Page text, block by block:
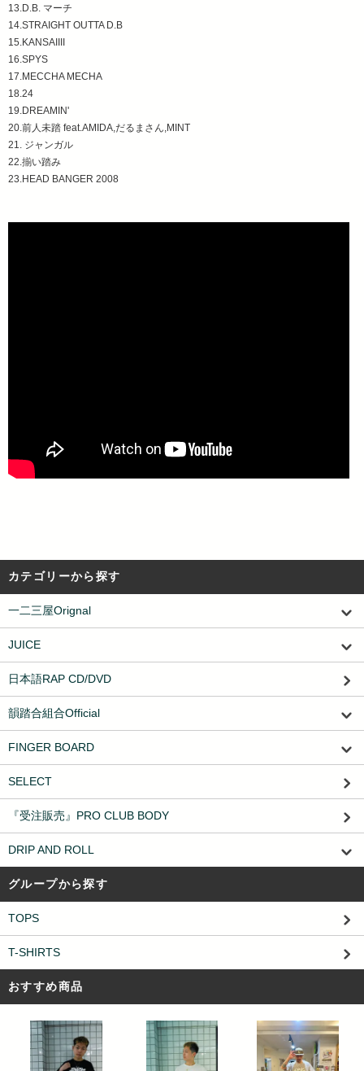
13.D.B. マーチ
14.STRAIGHT OUTTA D.B
15.KANSAIIII
16.SPYS
17.MECCHA MECHA
18.24
19.DREAMIN'
20.前人未踏 feat.AMIDA,だるまさん,MINT
21. ジャンガル
22.揃い踏み
23.HEAD BANGER 2008
カテゴリーから探す
一二三屋Orignal
JUICE
日本語RAP CD/DVD
韻踏合組合Official
FINGER BOARD
SELECT
『受注販売』PRO CLUB BODY
DRIP AND ROLL
グループから探す
TOPS
T-SHIRTS
おすすめ商品